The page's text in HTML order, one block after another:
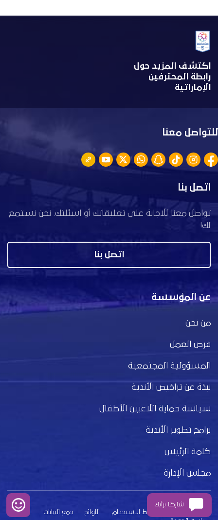
اكتشف المزيد حول
رابطة المحترفين
الإماراتية
للتواصل معنا
اتصل بنا
تواصل معنا للاجابة على تعليقاتك أو اسئلتك. نحن نستمع
لك!
اتصل بنا
عن المؤسسة
من نحن
فرص العمل
المسؤولية المجتمعية
نبذة عن تراخيص الأندية
سياسة حماية اللاعبين الأطفال
برامج تطوير الأندية
كلمة الرئيس
مجلس الإدارة
بيان الخصوصية شروط الاستخدام اللوائح
جمع البيانات
شاركنا برأيك